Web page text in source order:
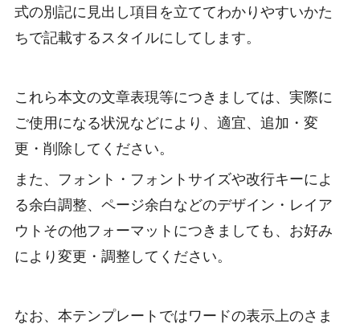
式の別記に見出し項目を立ててわかりやすいかた
ちで記載するスタイルにしてします。
これら本文の文章表現等につきましては、実際に
ご使用になる状況などにより、適宜、追加・変
更・削除してください。
また、フォント・フォントサイズや改行キーによ
る余白調整、ページ余白などのデザイン・レイア
ウトその他フォーマットにつきましても、お好み
により変更・調整してください。
なお、本テンプレートではワードの表示上のさま